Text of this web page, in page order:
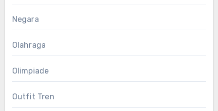
Negara
Olahraga
Olimpiade
Outfit Tren